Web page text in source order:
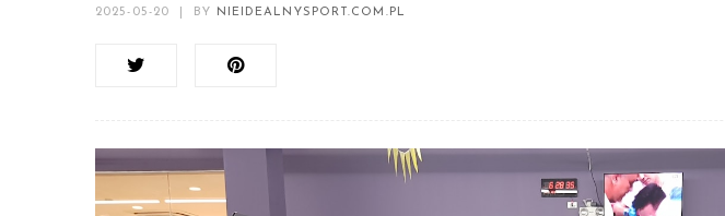
2025-05-20 BY NIEIDEALNYSPORT.COM.PL